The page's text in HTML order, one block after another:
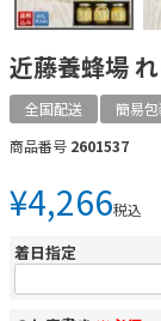
近藤養蜂場
全国配送 簡易包
商品番号 2601537
¥4,266税込
着日指定